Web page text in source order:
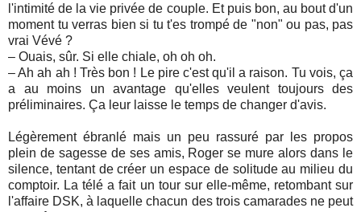
l'intimité de la vie privée de couple. Et puis bon, au bout d'un
moment tu verras bien si tu t'es trompé de "non" ou pas, pas
vrai Vévé ?
– Ouais, sûr. Si elle chiale, oh oh oh.
– Ah ah ah ! Très bon ! Le pire c'est qu'il a raison. Tu vois, ça
a au moins un avantage qu'elles veulent toujours des
préliminaires. Ça leur laisse le temps de changer d'avis.
Légèrement ébranlé mais un peu rassuré par les propos
plein de sagesse de ses amis, Roger se mure alors dans le
silence, tentant de créer un espace de solitude au milieu du
comptoir. La télé a fait un tour sur elle-même, retombant sur
l'affaire DSK, à laquelle chacun des trois camarades ne peut